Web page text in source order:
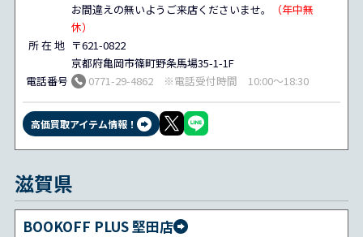
お間違えの無いようご来店くださいませ。
（年中無
休）
所 在 地 〒621-0822
京都府亀岡市篠町野条馬場35-1-1F
電話番号
0771-29-4862 ※電話受付時間 10:00～18:30
高価買取アイテム情報！
滋賀県
BOOKOFF PLUS 堅田店